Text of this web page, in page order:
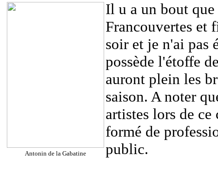
Antonin de la Gabatine
Il u a un bout
Francouvertes et
soir et je n'ai pas
possède l'étoffe
auront plein les
saison. A noter
artistes lors de
formé de
public.